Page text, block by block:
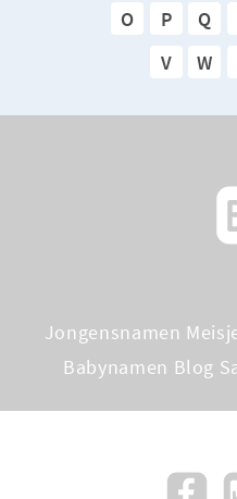
O
P Q
V
W
Jongensnamen
Babynamen Blog